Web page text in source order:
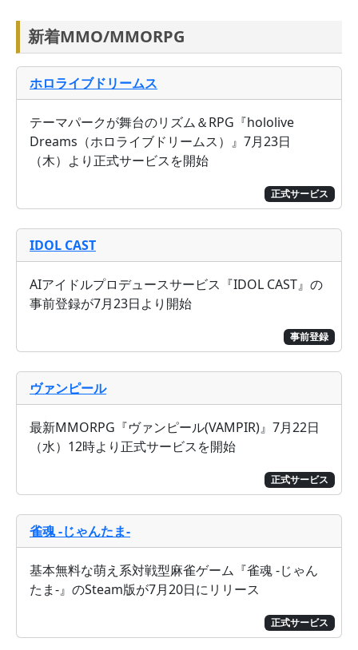
新着MMO/MMORPG
ホロライブドリームス
正式サービス
テーマパークが舞台のリズム＆RPG『hololive
Dreams（ホロライブドリームス）』7月23日
（木）より正式サービスを開始
IDOL CAST
事前登録
AIアイドルプロデュースサービス『IDOL CAST』の
事前登録が7月23日より開始
ヴァンピール
正式サービス
最新MMORPG『ヴァンピール(VAMPIR)』7月22日
（水）12時より正式サービスを開始
雀魂 -じゃんたま-
正式サービス
基本無料な萌え系対戦型麻雀ゲーム『雀魂 -じゃん
たま-』のSteam版が7月20日にリリース